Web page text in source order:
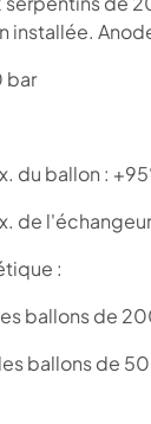
installée.
bar
du ballon :
de l'échangeur
:
ballons de
ballons de